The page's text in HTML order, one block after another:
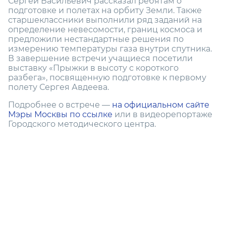
подготовке и полетах на орбиту Земли. Также
старшеклассники выполнили ряд заданий на
определение невесомости, границ космоса и
предложили нестандартные решения по
измерению температуры газа внутри спутника.
В завершение встречи учащиеся посетили
выставку «Прыжки в высоту с короткого
разбега», посвященную подготовке к первому
полету Сергея Авдеева.
Подробнее о встрече — на официальном сайте
Мэры Москвы по ссылке или в видеорепортаже
Городского методического центра.